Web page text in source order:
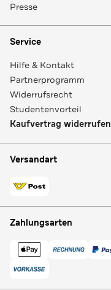
Presse
Service
Hilfe & Kontakt
Partnerprogramm
Widerrufsrecht
Studentenvorteil
Kaufvertrag widerrufen
Versandart
Zahlungsarten